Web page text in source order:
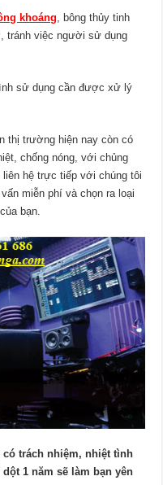
khoáng , bông thủy tinh
tránh việc người sử dụng
sử dụng cần được xử lý
thị trường hiện nay còn có
chống nóng, với chủng
hệ trực tiếp với chúng tôi
miễn phí và chọn ra loại
bạn.
trách nhiệm, nhiệt tình
1 năm sẽ làm bạn yên